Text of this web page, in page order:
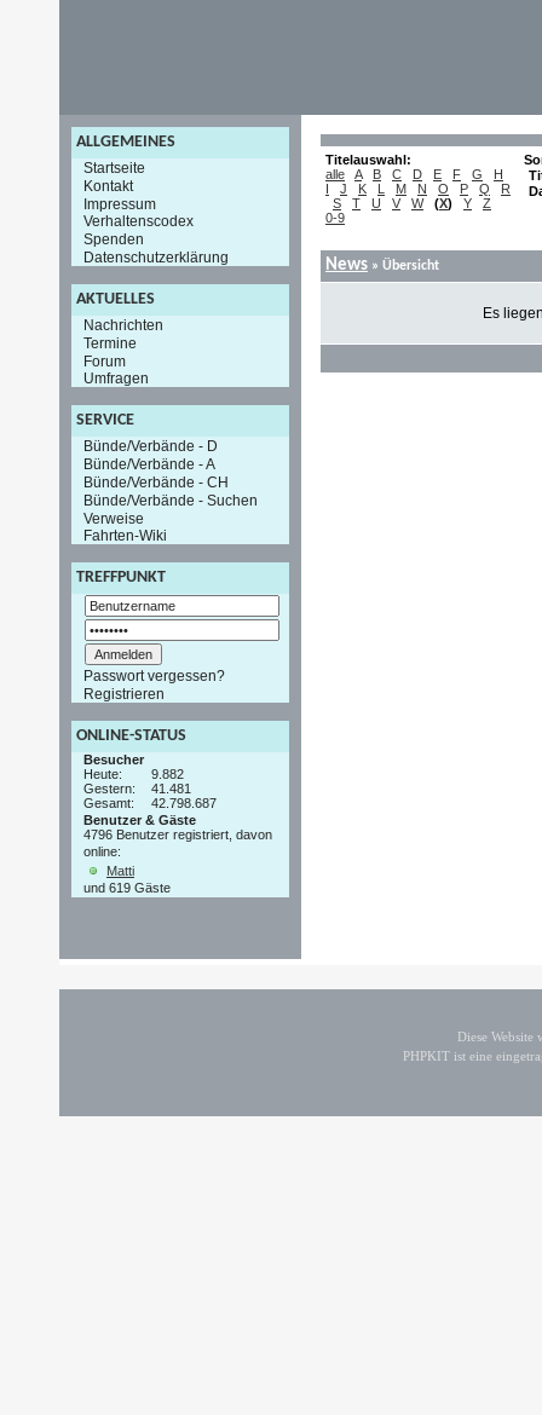
ALLGEMEINES
Startseite
Kontakt
Impressum
Verhaltenscodex
Spenden
Datenschutzerklärung
AKTUELLES
Nachrichten
Termine
Forum
Umfragen
SERVICE
Bünde/Verbände - D
Bünde/Verbände - A
Bünde/Verbände - CH
Bünde/Verbände - Suchen
Verweise
Fahrten-Wiki
TREFFPUNKT
Passwort vergessen?
Registrieren
ONLINE-STATUS
Besucher
Heute:
9.882
Gestern:
41.481
Gesamt:
42.798.687
Benutzer & Gäste
4796 Benutzer registriert, davon
online:
Matti
und 619 Gäste
Titelauswahl:
alle
A B C D E F G
H
I
J K L M N O P Q
R
S
T U V W (X) Y
Z
0-9
News » Übersicht
Es
Diese
PHPKIT ist eine